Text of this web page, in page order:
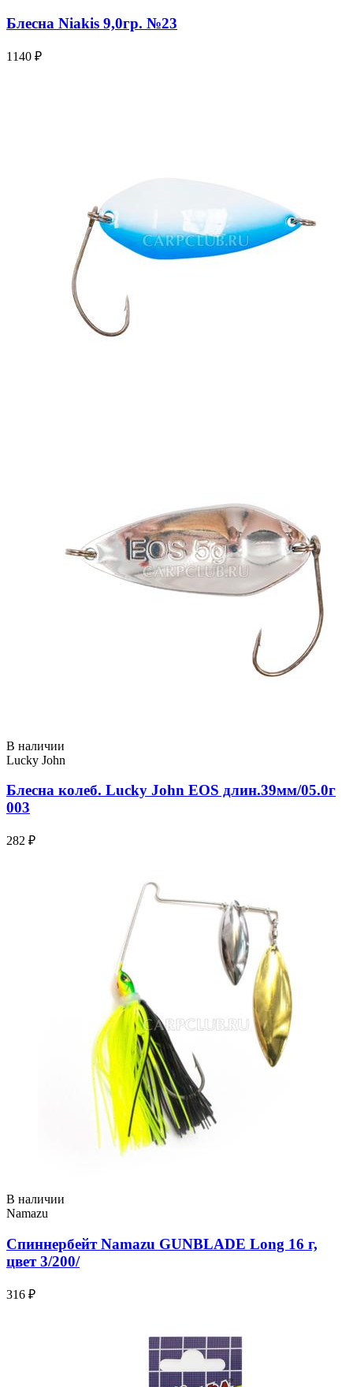
Блесна Niakis 9,0гр. №23
1140 ₽
В наличии
Lucky John
Блесна колеб. Lucky John EOS длин.39мм/05.0г
003
282 ₽
В наличии
Namazu
Спиннербейт Namazu GUNBLADE Long 16 г,
цвет 3/200/
316 ₽